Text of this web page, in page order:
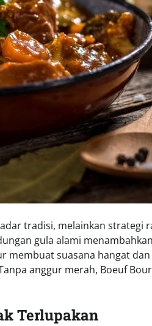
tradisi, melainkan strategi
gula alami
membuat suasana hangat
anggur merah, Boeuf
Terlupakan